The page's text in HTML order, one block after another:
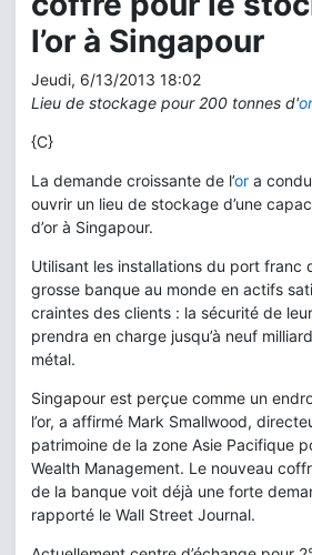
l’or à Singapour
Jeudi, 6/13/2013 18:02
Lieu de stockage pour 200 tonnes d'or
{C}
La demande croissante de l’or a
ouvrir un lieu de stockage d’une
d’or à Singapour.
Utilisant les installations du port franc
grosse banque au monde en actifs
craintes des clients : la sécurité de
prendra en charge jusqu’à neuf
métal.
Singapour est perçue comme un
l’or, a affirmé Mark Smallwood,
patrimoine de la zone Asie Pacifique
Wealth Management. Le nouveau
de la banque voit déjà une forte
rapporté le Wall Street Journal.